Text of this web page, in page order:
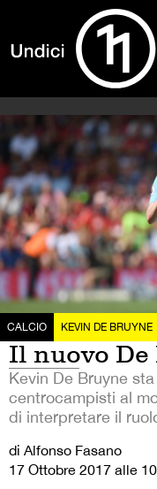
CALCIO KEVIN DE BRUYNE
Il nuovo De
Kevin De Bruyne
centrocampisti al
di interpretare il
di Alfonso Fasano
17 Ottobre 2017 alle